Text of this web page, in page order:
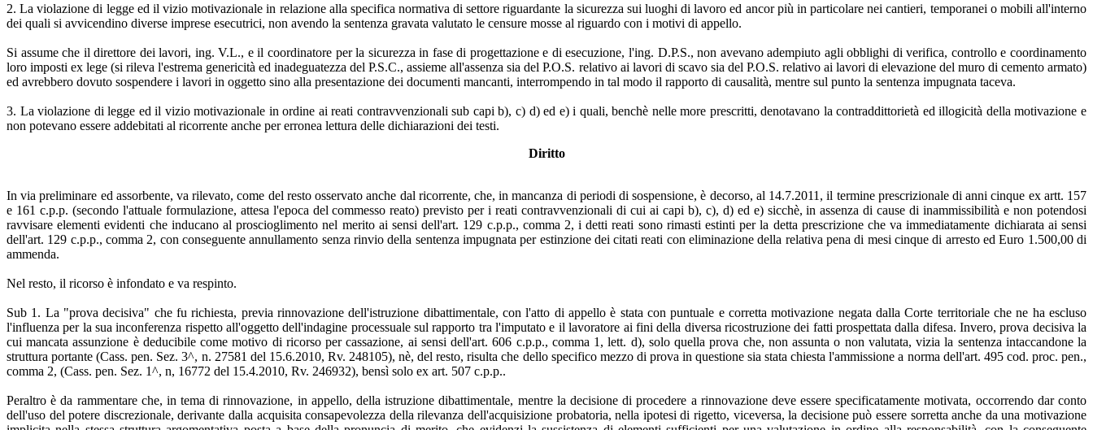
2. La violazione di legge ed il vizio motivazionale in relazione alla specifica normativa di settore riguardante la sicurezza sui luoghi di lavoro ed ancor più in particolare nei cantieri, temporanei o mobili all'interno
dei quali si avvicendino diverse imprese esecutrici, non avendo la sentenza gravata valutato le censure mosse al riguardo con i motivi di appello.
Si assume che il direttore dei lavori, ing. V.L., e il coordinatore per la sicurezza in fase di progettazione e di esecuzione, l'ing. D.P.S., non avevano adempiuto agli obblighi di verifica, controllo e coordinamento
loro imposti ex lege (si rileva l'estrema genericità ed inadeguatezza del P.S.C., assieme all'assenza sia del P.O.S. relativo ai lavori di scavo sia del P.O.S. relativo ai lavori di elevazione del muro di cemento armato)
ed avrebbero dovuto sospendere i lavori in oggetto sino alla presentazione dei documenti mancanti, interrompendo in tal modo il rapporto di causalità, mentre sul punto la sentenza impugnata taceva.
3. La violazione di legge ed il vizio motivazionale in ordine ai reati contravvenzionali sub capi b), c) d) ed e) i quali, benchè nelle more prescritti, denotavano la contraddittorietà ed illogicità della motivazione e
non potevano essere addebitati al ricorrente anche per erronea lettura delle dichiarazioni dei testi.
Diritto
In via preliminare ed assorbente, va rilevato, come del resto osservato anche dal ricorrente, che, in mancanza di periodi di sospensione, è decorso, al 14.7.2011, il termine prescrizionale di anni cinque ex artt. 157
e 161 c.p.p. (secondo l'attuale formulazione, attesa l'epoca del commesso reato) previsto per i reati contravvenzionali di cui ai capi b), c), d) ed e) sicchè, in assenza di cause di inammissibilità e non potendosi
ravvisare elementi evidenti che inducano al proscioglimento nel merito ai sensi dell'art. 129 c.p.p., comma 2, i detti reati sono rimasti estinti per la detta prescrizione che va immediatamente dichiarata ai sensi
dell'art. 129 c.p.p., comma 2, con conseguente annullamento senza rinvio della sentenza impugnata per estinzione dei citati reati con eliminazione della relativa pena di mesi cinque di arresto ed Euro 1.500,00 di
ammenda.
Nel resto, il ricorso è infondato e va respinto.
Sub 1. La "prova decisiva" che fu richiesta, previa rinnovazione dell'istruzione dibattimentale, con l'atto di appello è stata con puntuale e corretta motivazione negata dalla Corte territoriale che ne ha escluso
l'influenza per la sua inconferenza rispetto all'oggetto dell'indagine processuale sul rapporto tra l'imputato e il lavoratore ai fini della diversa ricostruzione dei fatti prospettata dalla difesa. Invero, prova decisiva la
cui mancata assunzione è deducibile come motivo di ricorso per cassazione, ai sensi dell'art. 606 c.p.p., comma 1, lett. d), solo quella prova che, non assunta o non valutata, vizia la sentenza intaccandone la
struttura portante (Cass. pen. Sez. 3^, n. 27581 del 15.6.2010, Rv. 248105), nè, del resto, risulta che dello specifico mezzo di prova in questione sia stata chiesta l'ammissione a norma dell'art. 495 cod. proc. pen.,
comma 2, (Cass. pen. Sez. 1^, n, 16772 del 15.4.2010, Rv. 246932), bensì solo ex art. 507 c.p.p..
Peraltro è da rammentare che, in tema di rinnovazione, in appello, della istruzione dibattimentale, mentre la decisione di procedere a rinnovazione deve essere specificatamente motivata, occorrendo dar conto
dell'uso del potere discrezionale, derivante dalla acquisita consapevolezza della rilevanza dell'acquisizione probatoria, nella ipotesi di rigetto, viceversa, la decisione può essere sorretta anche da una motivazione